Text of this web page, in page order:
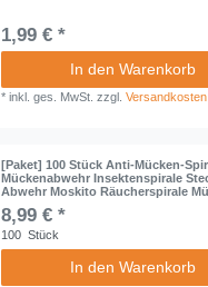
1,99 € *
In den Warenkorb
*inkl. ges. MwSt. zzgl.Versandkosten
[Paket] 100 Stück Anti-Mücken-
Mückenabwehr Insektenspirale
Abwehr Moskito Räucherspirale
8,99 € *
100 Stück
In den Warenkorb